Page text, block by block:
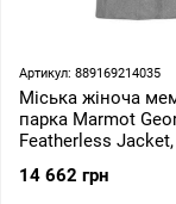
Артикул: 889169214035
Міська жіноча
парка Marmot
Featherless
14 662 грн